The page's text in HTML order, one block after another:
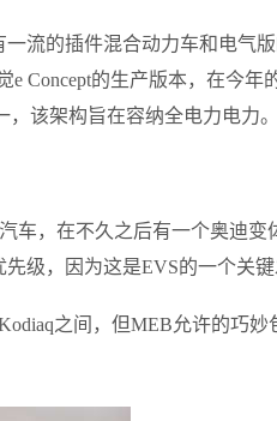
流的插件混合动力车和电气
Concept的生产版本，在今
该架构旨在容纳全电力电力。
车，在不久之后有一个奥迪
级，因为这是EVS的一个关
之间，但MEB允许的巧